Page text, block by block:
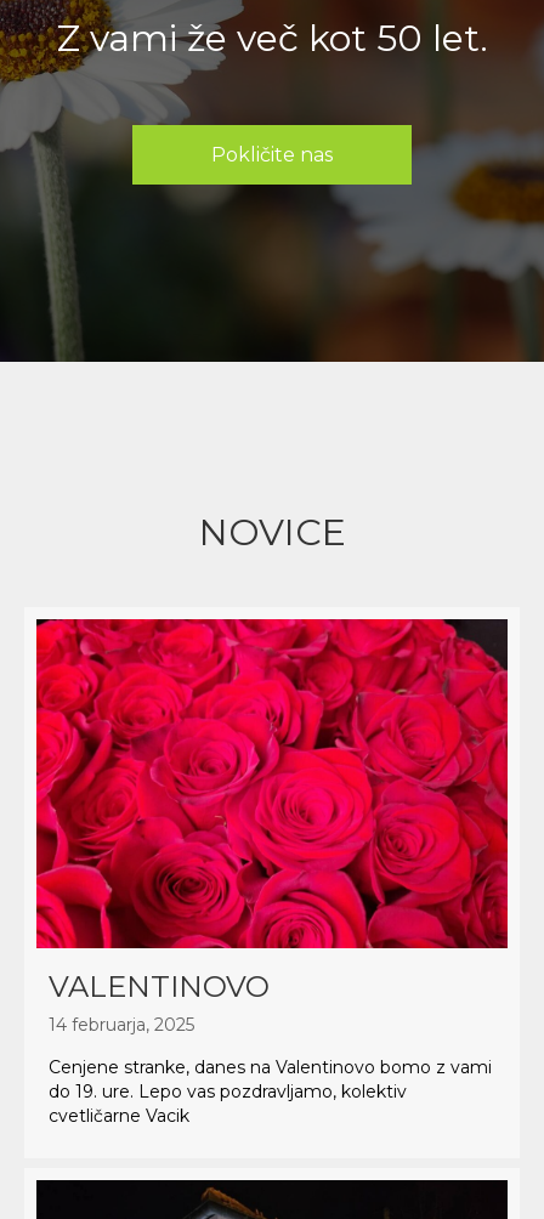
Z vami že več kot 50 let.
Pokličite nas
NOVICE
VALENTINOVO
14 februarja, 2025
Cenjene stranke, danes na Valentinovo bomo z vami
do 19. ure. Lepo vas pozdravljamo, kolektiv
cvetličarne Vacik